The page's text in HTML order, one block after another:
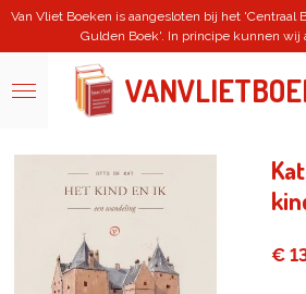
Ga
hoofdinhoud
Van Vliet Boeken is aangesloten bij het 'Centraal
Gulden Boek'. In principe kunnen wij
€